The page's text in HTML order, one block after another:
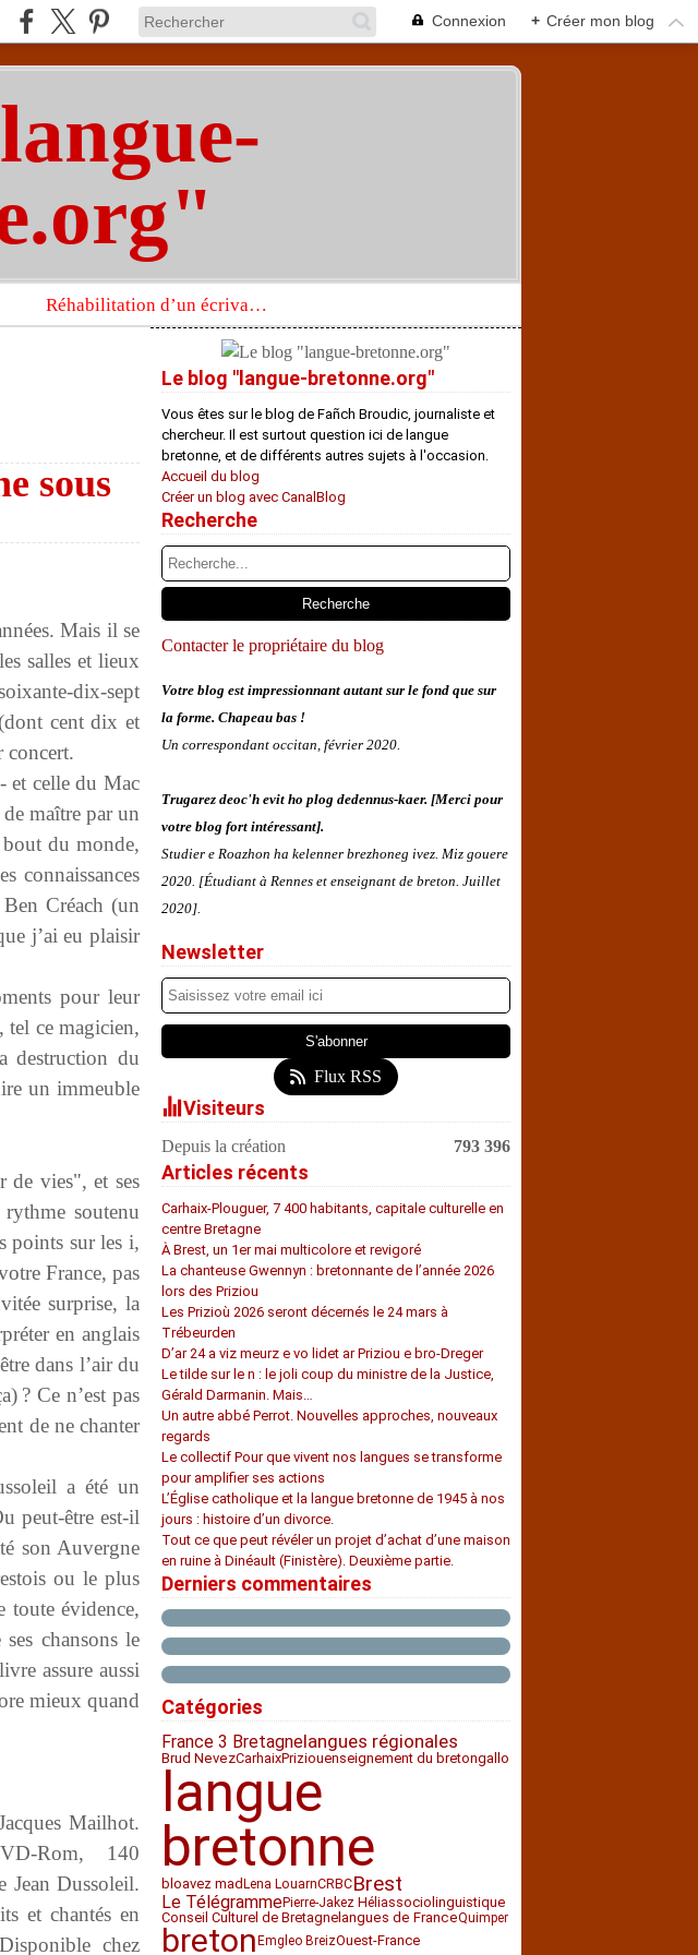
Connexion + Créer mon blog
Réhabilitation d’un écrivain de langue bretonne aujourd’hui mal connu et méconnu
sous
Mais il se
salles et lieux
dix-sept
cent dix et
concert.
et celle du Mac
maître par un
du monde,
connaissances
Créach (un
j’ai eu plaisir
pour leur
tel ce magicien,
destruction du
un immeuble
de vies", et ses
soutenu
points sur les i,
France, pas
surprise, la
en anglais
dans l’air du
? Ce n’est pas
de ne chanter
a été un
peut-être est-il
son Auvergne
ou le plus
toute évidence,
chansons le
assure aussi
mieux quand
Mailhot.
Rom, 140
Jean Dussoleil.
et chantés en
chez
Le blog "langue-bretonne.org"
Vous êtes sur le blog de Fañch Broudic, journaliste et
chercheur. Il est surtout question ici de langue
bretonne, et de différents autres sujets à l'occasion.
Accueil du blog
Créer un blog avec CanalBlog
Recherche
Contacter le propriétaire du blog
Votre blog est impressionnant autant sur le fond que sur
la forme. Chapeau bas !
Un correspondant occitan, février 2020.
Trugarez deoc'h evit ho plog dedennus-kaer. [Merci pour
votre blog fort intéressant].
Studier e Roazhon ha kelenner brezhoneg ivez. Miz gouere
2020. [Étudiant à Rennes et enseignant de breton. Juillet
2020].
Newsletter
Flux RSS
Visiteurs
Depuis la création 793 396
Articles récents
Carhaix-Plouguer, 7 400 habitants, capitale culturelle en
centre Bretagne
À Brest, un 1er mai multicolore et revigoré
La chanteuse Gwennyn : bretonnante de l’année 2026
lors des Priziou
Les Prizioù 2026 seront décernés le 24 mars à
Trébeurden
D’ar 24 a viz meurz e vo lidet ar Priziou e bro-Dreger
Le tilde sur le n : le joli coup du ministre de la Justice,
Gérald Darmanin. Mais…
Un autre abbé Perrot. Nouvelles approches, nouveaux
regards
Le collectif Pour que vivent nos langues se transforme
pour amplifier ses actions
L’Église catholique et la langue bretonne de 1945 à nos
jours : histoire d’un divorce.
Tout ce que peut révéler un projet d’achat d’une maison
en ruine à Dinéault (Finistère). Deuxième partie.
Derniers commentaires
Catégories
France 3 Bretagnelangues régionales
Brud NevezCarhaixPriziouenseignement du bretongallo
langue
bretonne
bloavez mad Lena LouarnCRBCBrest
Le TélégrammePierre-Jakez Héliassociolinguistique
Conseil Culturel de Bretagne langues de FranceQuimper
breton Emgleo BreizOuest-France